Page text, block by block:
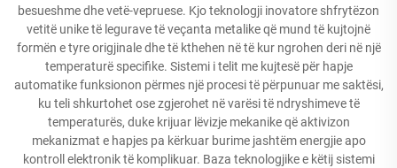
besueshme dhe vetë-vepruese. Kjo teknologji inovatore shfrytëzon
vetitë unike të legurave të veçanta metalike që mund të kujtojnë
formën e tyre origjinale dhe të kthehen në të kur ngrohen deri në një
temperaturë specifike. Sistemi i telit me kujtesë për hapje
automatike funksionon përmes një procesi të përpunuar me saktësi,
ku teli shkurtohet ose zgjerohet në varësi të ndryshimeve të
temperaturës, duke krijuar lëvizje mekanike që aktivizon
mekanizmat e hapjes pa kërkuar burime jashtëm energjie apo
kontroll elektronik të komplikuar. Baza teknologjike e këtij sistemi